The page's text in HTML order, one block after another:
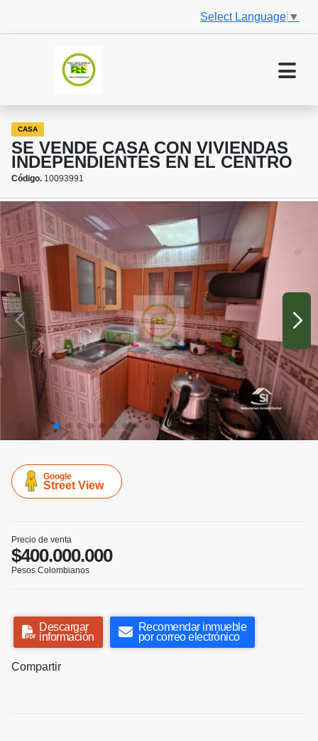
Select Language ▼
CASA
SE VENDE CASA CON VIVIENDAS
INDEPENDIENTES EN EL CENTRO
Código. 10093991
Google
Street View
Precio de venta
$400.000.000
Pesos Colombianos
Descargar
información
Recomendar inmueble
por correo electrónico
Compartir